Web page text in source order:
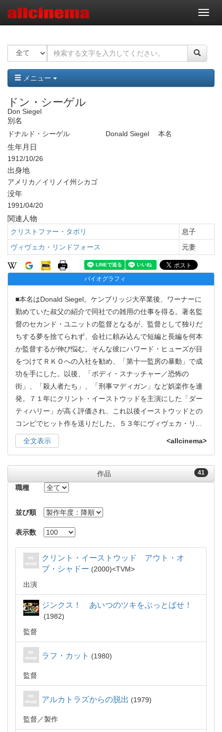
ナ
ビ
ー
ョ
ン
メニュー
ドン・シーゲル
Don Siegel
別名
ドナルド・シーゲル Donald Siegel 本名
生年月日
1912/10/26
出身地
アメリカ／イリノイ州シカゴ
没年
1991/04/20
関連人物
クリストファー・タボリ
息子
ヴィヴェカ・リンドフォース
元妻
バイオグラフィ
■本名はDonald Siegel。ケンブリッジ大卒業後、ワーナーに
勤めていた叔父の紹介で同社での雑用の仕事を得る。著名監
督のセカンド・ユニットの監督となるが、監督として独りだ
ちする夢を捨てられず、会社に頼み込んで短編と長編を何本
か監督するが伸び悩む。そんな彼にハワード・ヒューズが目
をつけてＲＫＯへの入社を勧め、「第十一監房の暴動」で成
功を手にした。以後、「ボディ・スナッチャー／恐怖の
街」、「殺人者たち」、「刑事マディガン」など娯楽作を連
発。７１年にクリント・イーストウッドを主演にした「ダー
ティハリー」が高く評価され、これ以後イーストウッドとの
コンビでヒット作を送りだした。５３年にヴィヴェカ・リ
全文表示 <allcinema>
41
作品
職種
並び順
表示数
クリント・イーストウッド アウト・オ
ブ・シャドー
2000
TVM
出演
ジンクス！ あいつのツキをぶっとばせ！
1982
監督
ラフ・カット 1980
監督
アルカトラズからの脱出 1979
監督 製作